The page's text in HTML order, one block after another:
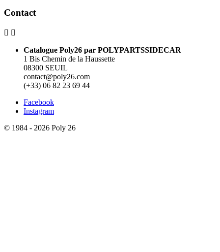
Contact
 
Catalogue Poly26 par POLYPARTSSIDECAR
1 Bis Chemin de la Haussette
08300 SEUIL
contact@poly26.com
(+33) 06 82 23 69 44
Facebook
Instagram
© 1984 - 2026 Poly 26